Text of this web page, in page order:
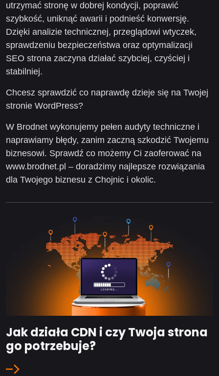
utrzymać stronę w dobrej kondycji, poprawić
szybkość, uniknąć awarii i podnieść konwersję.
Dzięki analizie technicznej, przeglądowi wtyczek,
sprawdzeniu bezpieczeństwa oraz optymalizacji
SEO strona zaczyna działać szybciej, czyściej i
stabilniej.
Chcesz sprawdzić co naprawdę dzieje się na Twojej
stronie WordPress?
W Brodnet wykonujemy pełen audyty techniczne i
naprawiamy błędy, zanim zaczną szkodzić Twojemu
biznesowi. Sprawdź co możemy Ci zaoferować na
www.brodnet.pl – doradzimy najlepsze rozwiązania
dla Twojego biznesu z Chojnic i okolic.
Jak działa CDN i czy Twoja strona
go potrzebuje?